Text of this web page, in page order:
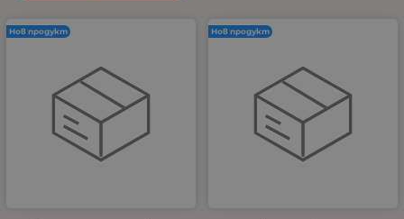
Нов продукт Нов продукт